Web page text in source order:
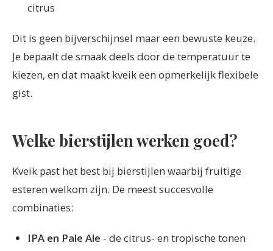
citrus
Dit is geen bijverschijnsel maar een bewuste keuze.
Je bepaalt de smaak deels door de temperatuur te
kiezen, en dat maakt kveik een opmerkelijk flexibele
gist.
Welke bierstijlen werken goed?
Kveik past het best bij bierstijlen waarbij fruitige
esteren welkom zijn. De meest succesvolle
combinaties:
IPA en Pale Ale - de citrus- en tropische tonen